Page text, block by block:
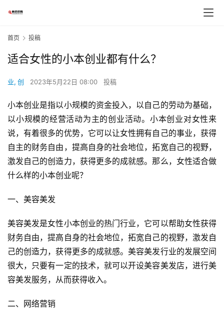
首页 投稿
适合女性的小本创业都有什么？
业, 创 2023年5月22日 08:00 投稿
小本创业是指以小规模的资金投入，以自己的劳动为基础，
以小规模的经营活动为主的创业活动。小本创业对女性来
说，有着很多的优势，它可以让女性拥有自己的事业，获得
自主的财务自由，提高自身的社会地位，拓宽自己的视野，
激发自己的创造力，获得更多的成就感。那么，女性适合做
什么样的小本创业呢？
一、美容美发
美容美发是女性小本创业的热门行业，它可以帮助女性获得
财务自由，提高自身的社会地位，拓宽自己的视野，激发自
己的创造力，获得更多的成就感。美容美发行业的发展空间
很大，只要有一定的技术，就可以开设美容美发店，进行美
容美发服务，从而获得收入。
二、网络营销